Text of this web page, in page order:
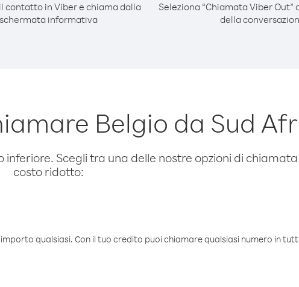
contatto in Viber e chiama dalla
schermata informativa
Seleziona “Chiamata Viber Out”
della
Belgio da Sud
Scegli tra una delle nostre opzioni di chiamata
costo ridotto:
qualsiasi. Con il tuo credito puoi chiamare qualsiasi numero in